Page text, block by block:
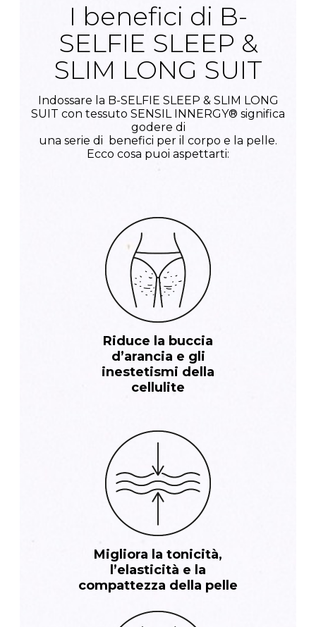
I benefici di B-
SELFIE SLEEP &
SLIM LONG SUIT
Indossare la B-SELFIE SLEEP & SLIM LONG
SUIT con tessuto SENSIL INNERGY® significa
godere di
una serie di benefici per il corpo e la pelle.
Ecco cosa puoi aspettarti:
Riduce la buccia
d’arancia e gli
inestetismi della
cellulite
Migliora la tonicità,
l’elasticità e la
compattezza della pelle